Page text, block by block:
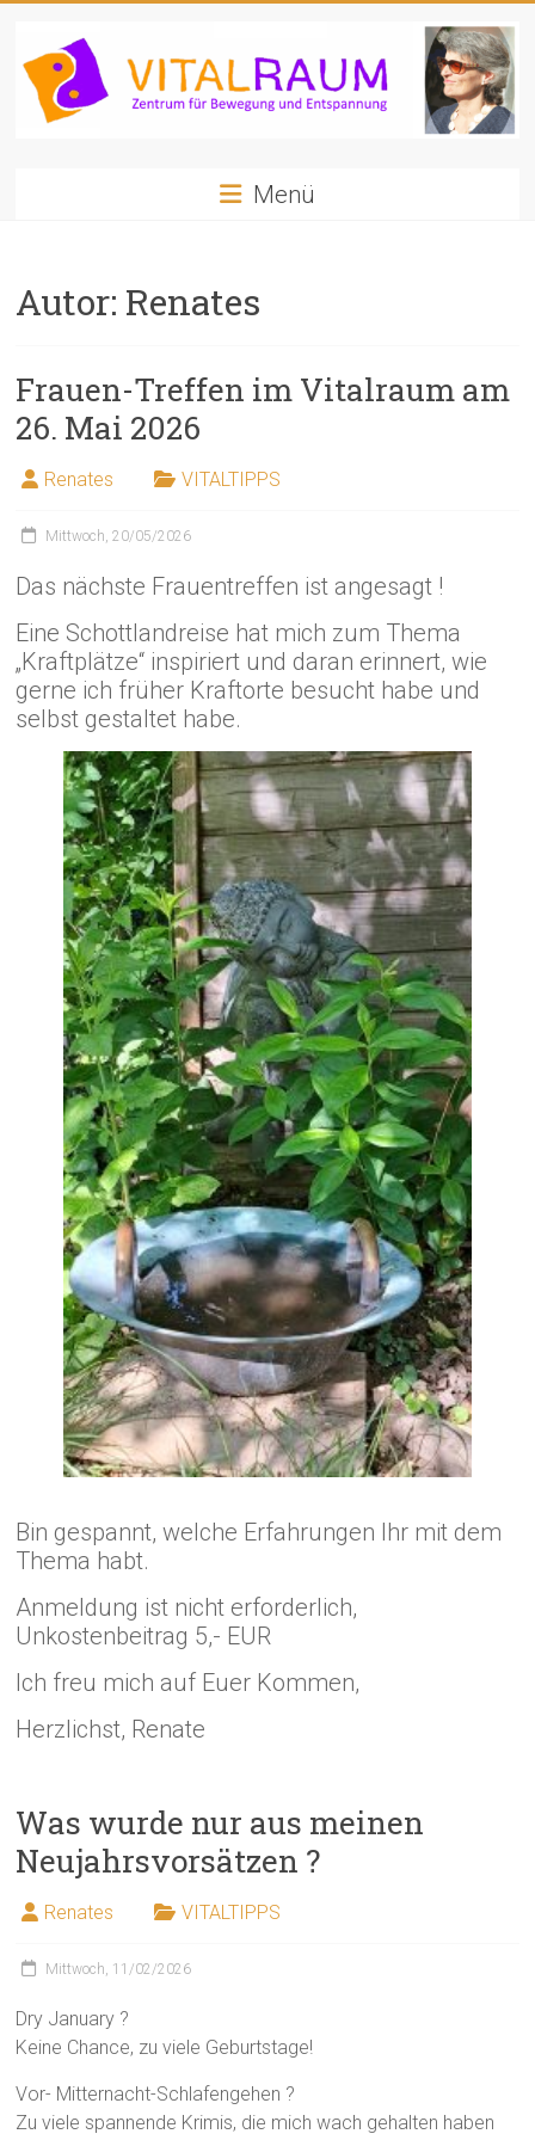
springen
VITALRAUM
und
Menü
Autor: Renates
Frauen-Treffen im Vitalraum am
26. Mai 2026
Renates VITALTIPPS
Mittwoch, 20/05/2026
Das nächste Frauentreffen ist angesagt !
Eine Schottlandreise hat mich zum Thema
„Kraftplätze“ inspiriert und daran erinnert, wie
gerne ich früher Kraftorte besucht habe und
selbst gestaltet habe.
Bin gespannt, welche Erfahrungen Ihr mit dem
Thema habt.
Anmeldung ist nicht erforderlich,
Unkostenbeitrag 5,- EUR
Ich freu mich auf Euer Kommen,
Herzlichst, Renate
Was wurde nur aus meinen
Neujahrsvorsätzen ?
Renates VITALTIPPS
Mittwoch, 11/02/2026
Dry January ?
Keine Chance, zu viele Geburtstage!
Vor- Mitternacht-Schlafengehen ?
Zu viele spannende Krimis, die mich wach gehalten haben